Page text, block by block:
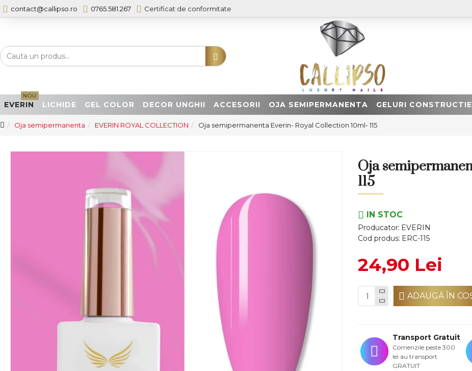
contact@callipso.ro 0765.581.267 Certificat de conformitate
EVERIN
NOU
LICHIDE GEL COLOR DECOR UNGHII ACCESORII OJA SEMIPERMANENTA GELURI CONSTRUCTIE
Oja semipermanenta EVERIN ROYAL COLLECTION Oja semipermanenta Everin- Royal Collection 10ml- 115
Oja
115
IN STOC
Producator: EVERIN
Cod produs: ERC-115
24,90 Lei
ADAUGĂ ÎN
Transport Gratuit
Comenzile peste 300
lei au transport
GRATUIT